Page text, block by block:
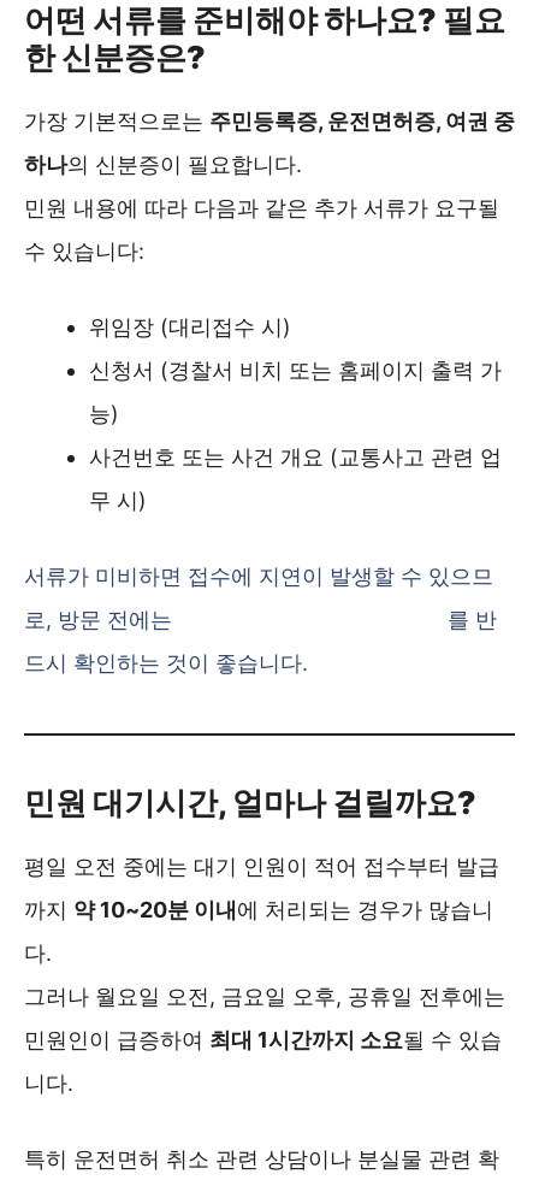
어떤 서류를 준비해야 하나요? 필요
한 신분증은?
가장 기본적으로는 주민등록증, 운전면허증, 여권 중
하나의 신분증이 필요합니다.
민원 내용에 따라 다음과 같은 추가 서류가 요구될
수 있습니다:
위임장 (대리접수 시)
신청서 (경찰서 비치 또는 홈페이지 출력 가
능)
사건번호 또는 사건 개요 (교통사고 관련 업
무 시)
서류가 미비하면 접수에 지연이 발생할 수 있으므
로, 방문 전에는
를 반
드시 확인하는 것이 좋습니다.
민원 대기시간, 얼마나 걸릴까요?
평일 오전 중에는 대기 인원이 적어 접수부터 발급
까지 약 10~20분 이내 에 처리되는 경우가 많습니
다.
그러나 월요일 오전, 금요일 오후, 공휴일 전후에는
민원인이 급증하여 최대 1시간까지 소요될 수 있습
니다.
특히 운전면허 취소 관련 상담이나 분실물 관련 확